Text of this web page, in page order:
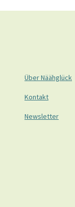
Über Näähglück
Kontakt
Newsletter